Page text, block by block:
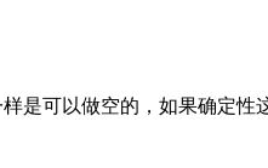
是可以做空的，如果确定